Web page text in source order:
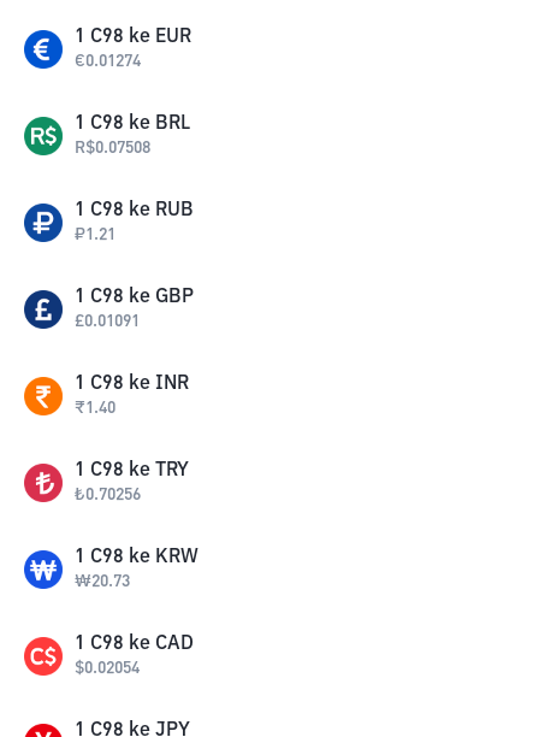
1 C98 ke EUR
€0.01274
1 C98 ke BRL
R$0.07508
1 C98 ke RUB
₽1.21
1 C98 ke GBP
£0.01091
1 C98 ke INR
₹1.40
1 C98 ke TRY
₺0.70256
1 C98 ke KRW
₩20.73
1 C98 ke CAD
$0.02054
1 C98 ke JPY